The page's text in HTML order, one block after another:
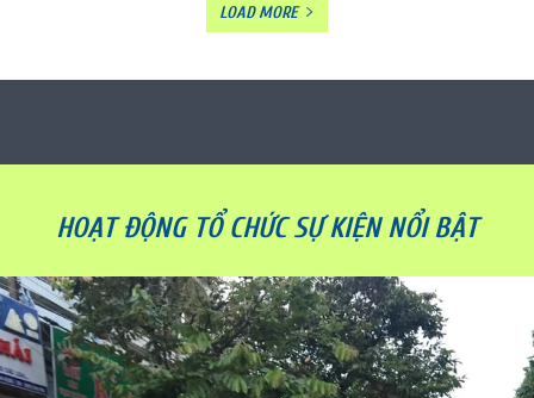
LOAD MORE
HOẠT ĐỘNG TỔ CHỨC SỰ KIỆN NỔI BẬT